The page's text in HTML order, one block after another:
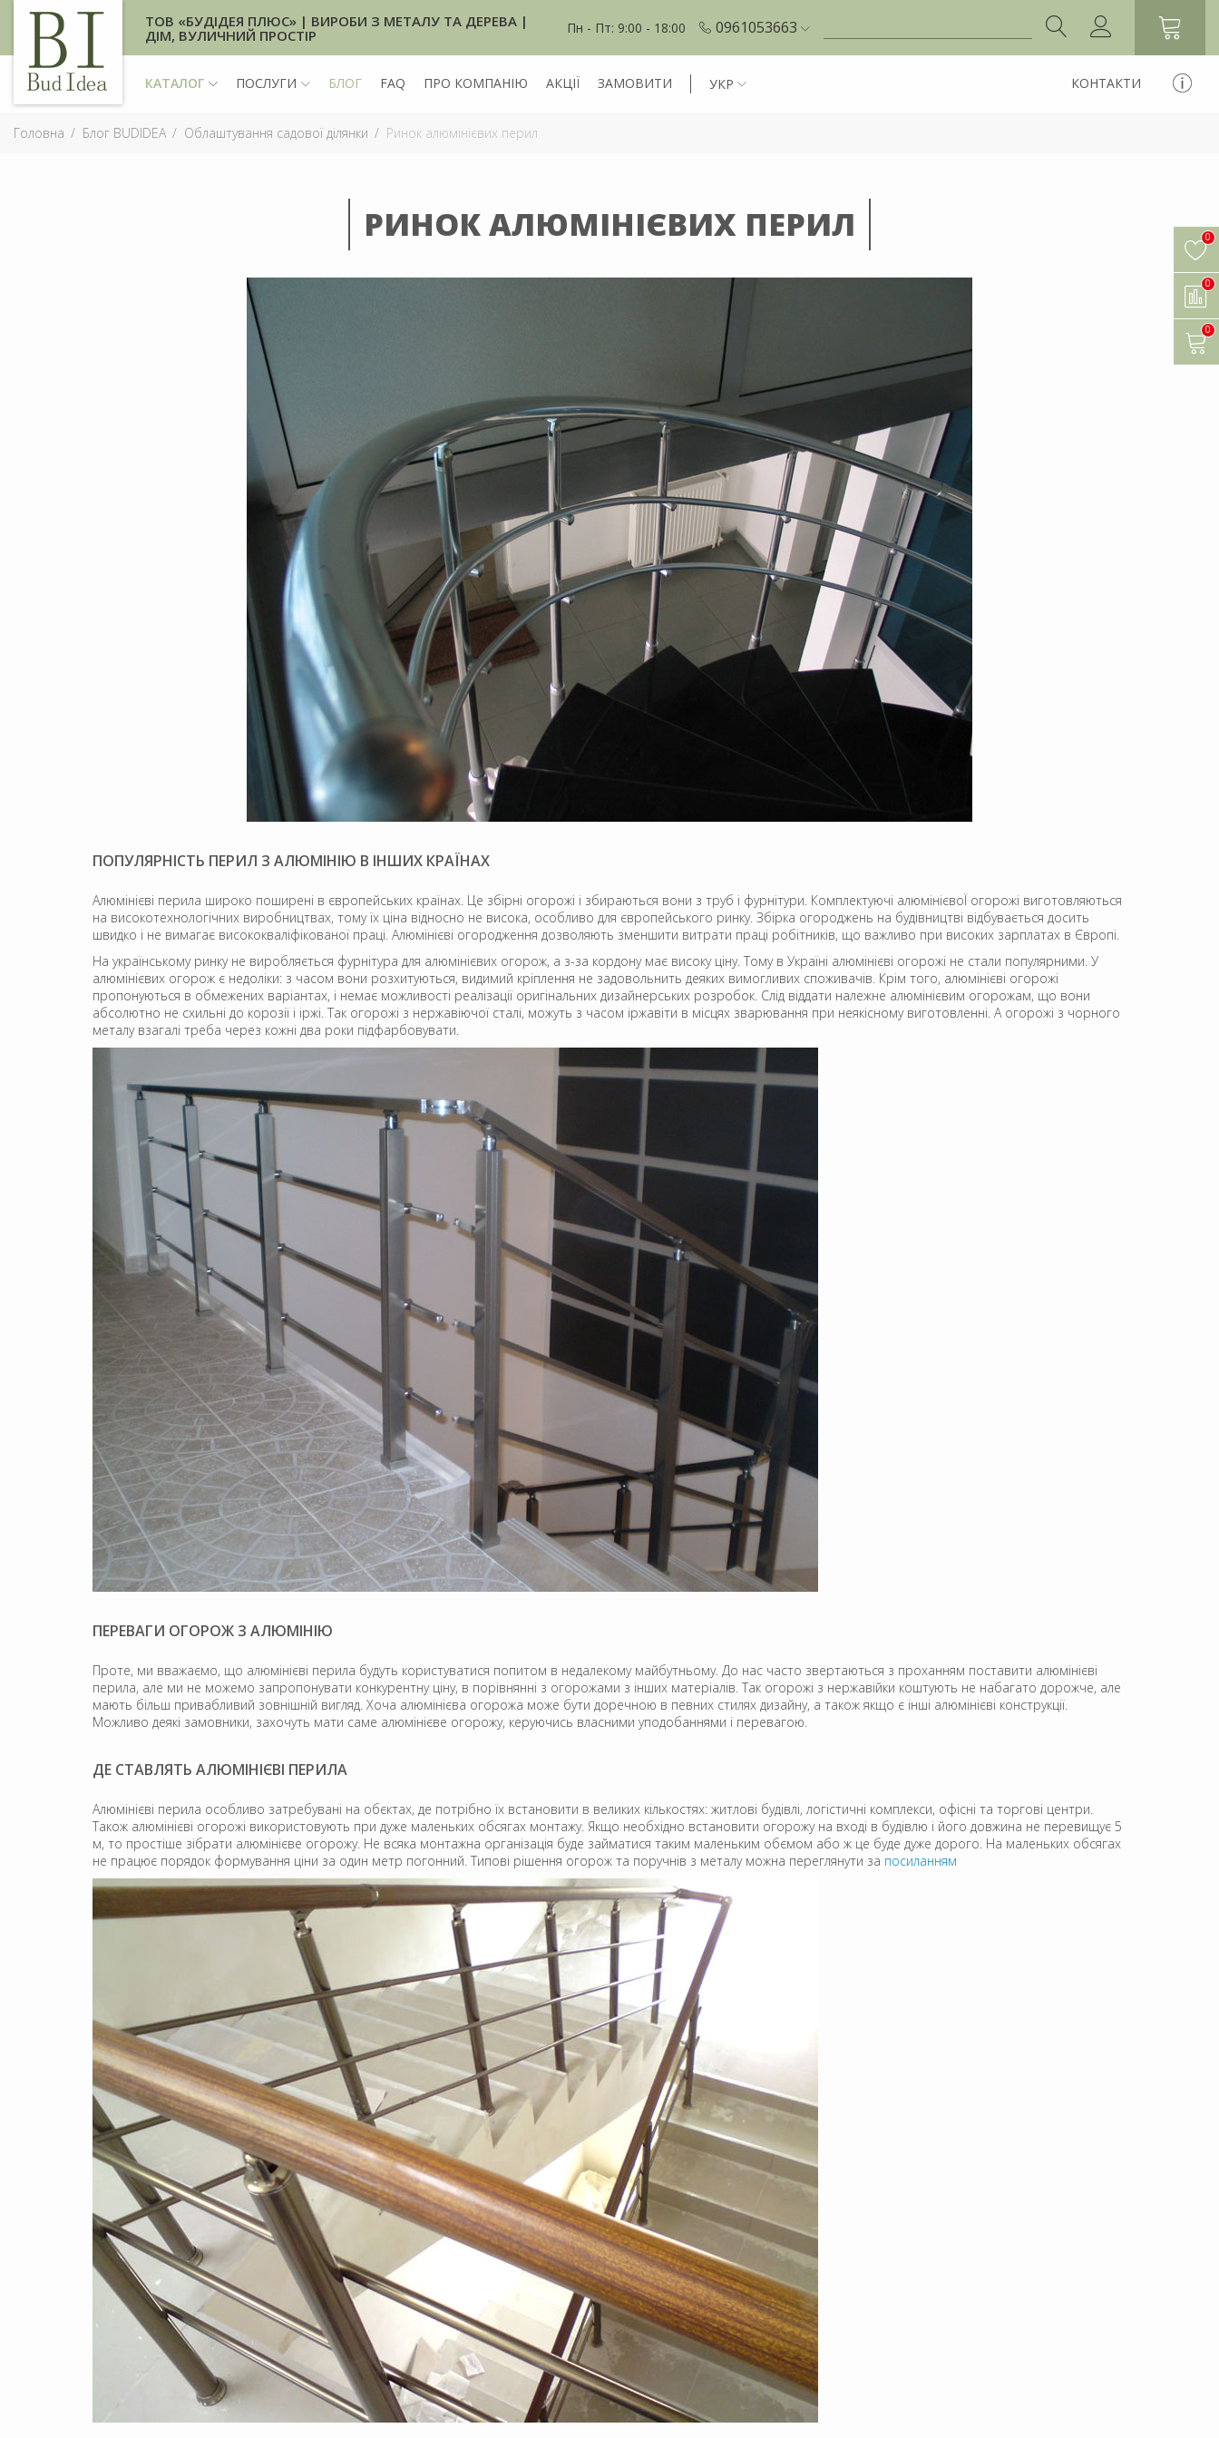
ТОВ «БУДІДЕЯ ПЛЮС» | ВИРОБИ З МЕТАЛУ ТА ДЕРЕВА |
ДІМ, ВУЛИЧНИЙ ПРОСТІР
Пн - Пт: 9:00 - 18:00 0961053663
КАТАЛОГ ПОСЛУГИ БЛОГ FAQ ПРО КОМПАНІЮ АКЦІЇ ЗАМОВИТИ УКР КОНТАКТИ
Головна Блог BUDIDEA Облаштування садової ділянки Ринок алюмінієвих перил
РИНОК АЛЮМІНІЄВИХ ПЕРИЛ
ПОПУЛЯРНІСТЬ ПЕРИЛ З АЛЮМІНІЮ В ІНШИХ КРАЇНАХ
Алюмінієві перила широко поширені в європейських країнах. Це збірні огорожі і збираються вони з труб і фурнітури. Комплектуючі алюмінієвоЇ огорожі виготовляються
на високотехнологічних виробництвах, тому їх ціна відносно не висока, особливо для європейського ринку. Збірка огороджень на будівництві відбувається досить
швидко і не вимагає висококваліфікованої праці. Алюмінієві огородження дозволяють зменшити витрати праці робітників, що важливо при високих зарплатах в Європі.
На українському ринку не виробляється фурнітура для алюмінієвих огорож, а з-за кордону має високу ціну. Тому в Україні алюмінієві огорожі не стали популярними. У
алюмінієвих огорож є недоліки: з часом вони розхитуються, видимий кріплення не задовольнить деяких вимогливих споживачів. Крім того, алюмінієві огорожі
пропонуються в обмежених варіантах, і немає можливості реалізації оригінальних дизайнерських розробок. Слід віддати належне алюмінієвим огорожам, що вони
абсолютно не схильні до корозії і іржі. Так огорожі з нержавіючої сталі, можуть з часом іржавіти в місцях зварювання при неякісному виготовленні. А огорожі з чорного
металу взагалі треба через кожні два роки підфарбовувати.
ПЕРЕВАГИ ОГОРОЖ З АЛЮМІНІЮ
Проте, ми вважаємо, що алюмінієві перила будуть користуватися попитом в недалекому майбутньому. До нас часто звертаються з проханням поставити алюмінієві
перила, але ми не можемо запропонувати конкурентну ціну, в порівнянні з огорожами з інших матеріалів. Так огорожі з нержавійки коштують не набагато дорожче, але
мають більш привабливий зовнішній вигляд. Хоча алюмінієва огорожа може бути доречною в певних стилях дизайну, а також якщо є інші алюмінієві конструкції.
Можливо деякі замовники, захочуть мати саме алюмінієве огорожу, керуючись власними уподобаннями і перевагою.
ДЕ СТАВЛЯТЬ АЛЮМІНІЄВІ ПЕРИЛА
Алюмінієві перила особливо затребувані на обєктах, де потрібно їх встановити в великих кількостях: житлові будівлі, логістичні комплекси, офісні та торгові центри.
Також алюмінієві огорожі використовують при дуже маленьких обсягах монтажу. Якщо необхідно встановити огорожу на вході в будівлю і його довжина не перевищує 5
м, то простіше зібрати алюмінієве огорожу. Не всяка монтажна організація буде займатися таким маленьким обємом або ж це буде дуже дорого. На маленьких обсягах
не працює порядок формування ціни за один метр погонний. Типові рішення огорож та поручнів з металу можна переглянути за посиланням
0
0
0